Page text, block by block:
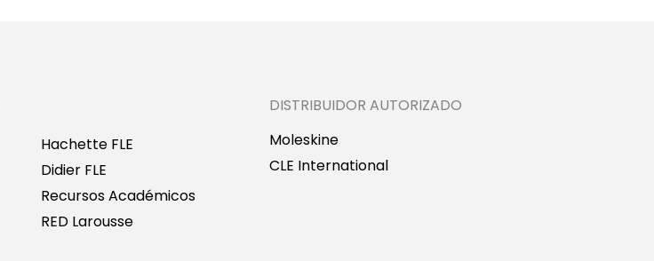
Hachette FLE
Didier FLE
Recursos Académicos
RED Larousse
DISTRIBUIDOR AUTORIZADO
Moleskine
CLE International